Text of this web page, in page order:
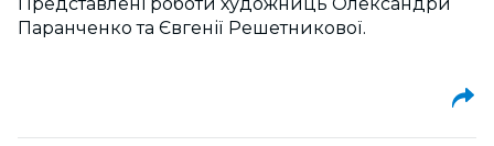
Паранченко та Євгенії Решетникової.